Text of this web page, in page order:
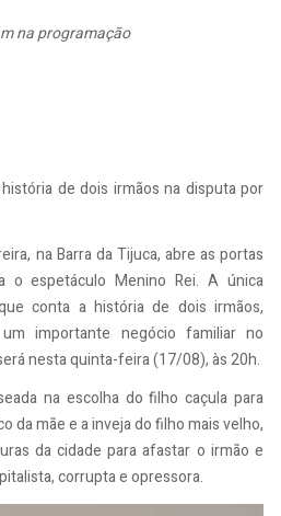
na programação
de dois irmãos na disputa por
na Barra da Tijuca, abre as portas
o espetáculo Menino Rei. A única
conta a história de dois irmãos,
importante negócio familiar no
nesta quinta-feira (17/08), às 20h.
na escolha do filho caçula para
da mãe e a inveja do filho mais velho,
da cidade para afastar o irmão e
corrupta e opressora.